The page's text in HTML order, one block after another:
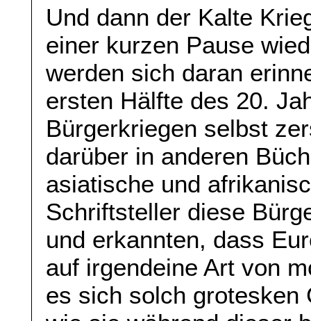
Und dann der Kalte
einer kurzen Pause
werden sich daran
ersten Hälfte des 20.
Bürgerkriegen selbst
darüber in anderen
asiatische und
Schriftsteller diese
und erkannten, dass
auf irgendeine Art von
es sich solch grotesken